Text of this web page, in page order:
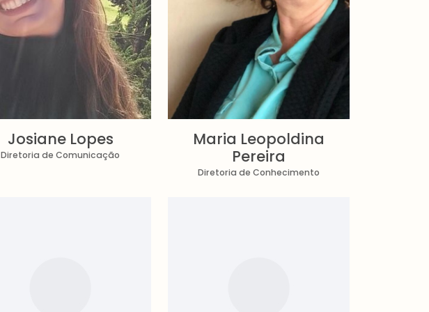
Josiane Lopes
Diretoria de Comunicação
Maria Leopoldina
Pereira
Diretoria de Conhecimento